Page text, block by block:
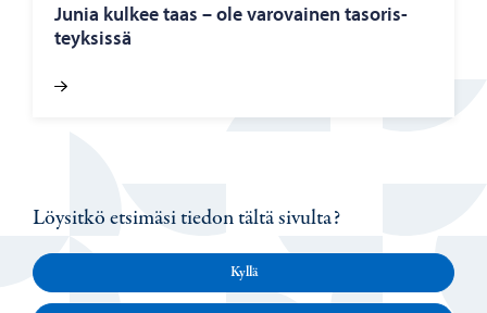
Junia kul­kee taas – ole va­ro­vai­nen ta­so­ris­
teyk­sis­sä
Löysitkö etsimäsi tiedon tältä sivulta?
Kyllä